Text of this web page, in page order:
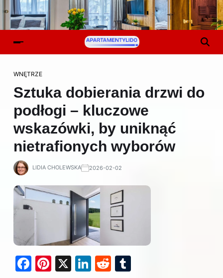
WNĘTRZE
Sztuka dobierania drzwi do
podłogi – kluczowe
wskazówki, by uniknąć
nietrafionych wyborów
LIDIA CHOLEWSKA 2026-02-02
F
Pi X
Li R